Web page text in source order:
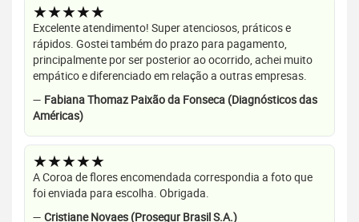
★★★★★
Excelente atendimento! Super atenciosos, práticos e
rápidos. Gostei também do prazo para pagamento,
principalmente por ser posterior ao ocorrido, achei muito
empático e diferenciado em relação a outras empresas.
— Fabiana Thomaz Paixão da Fonseca (Diagnósticos das
Américas)
★★★★★
A Coroa de flores encomendada correspondia a foto que
foi enviada para escolha. Obrigada.
— Cristiane Novaes (Prosegur Brasil S.A.)